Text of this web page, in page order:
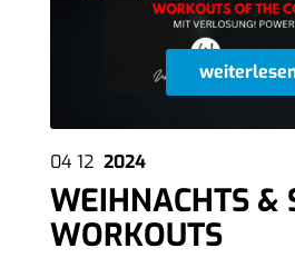
04 12 2024
WEIHNACHTS &
WORKOUTS